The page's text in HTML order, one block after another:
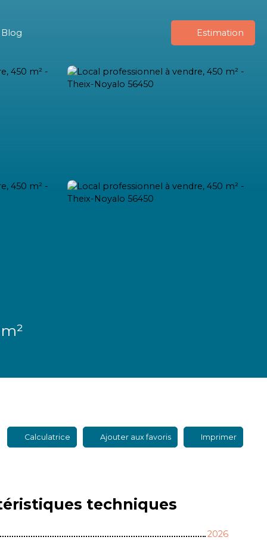
Blog Estimation
Calculatrice Ajouter aux favoris Imprimer
techniques
2026